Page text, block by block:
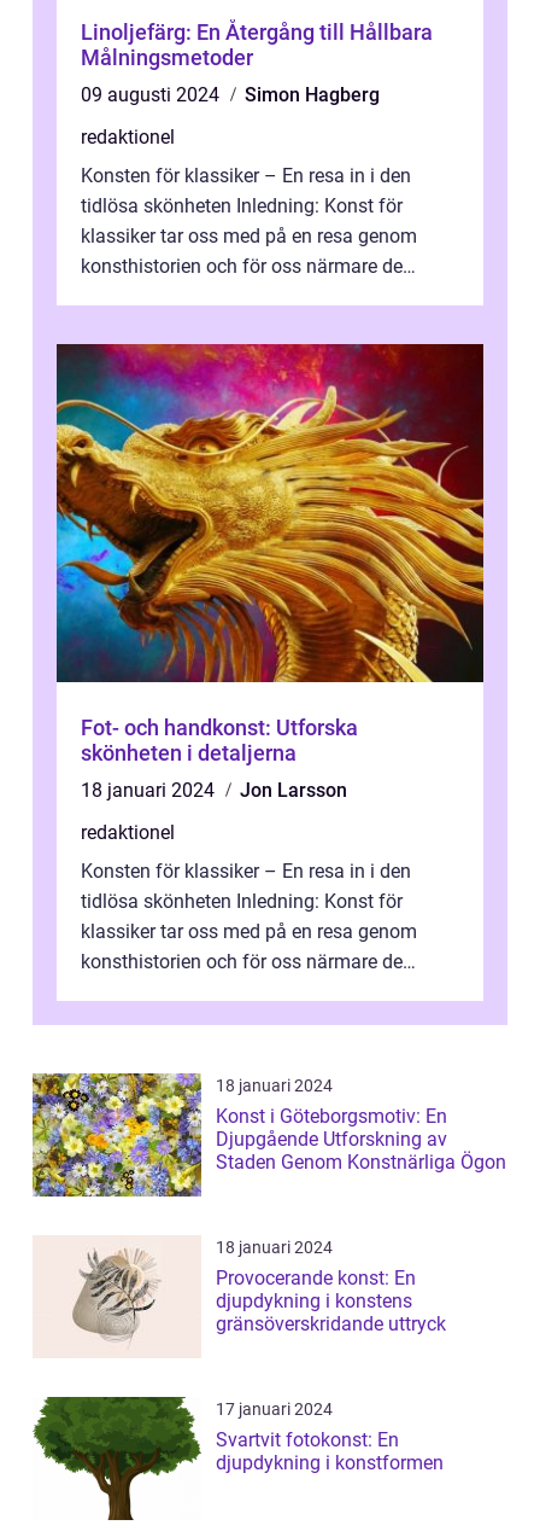
Linoljefärg: En Återgång till Hållbara
Målningsmetoder
09 augusti 2024
Simon Hagberg
redaktionel
Konsten för klassiker – En resa in i den
tidlösa skönheten Inledning: Konst för
klassiker tar oss med på en resa genom
konsthistorien och för oss närmare de
Fot- och handkonst: Utforska
skönheten i detaljerna
18 januari 2024
Jon Larsson
redaktionel
Konsten för klassiker – En resa in i den
tidlösa skönheten Inledning: Konst för
klassiker tar oss med på en resa genom
konsthistorien och för oss närmare de
18 januari 2024
Konst i Göteborgsmotiv: En
Djupgående Utforskning av
Staden Genom Konstnärliga Ögon
18 januari 2024
Provocerande konst: En
djupdykning i konstens
gränsöverskridande uttryck
17 januari 2024
Svartvit fotokonst: En
djupdykning i konstformen